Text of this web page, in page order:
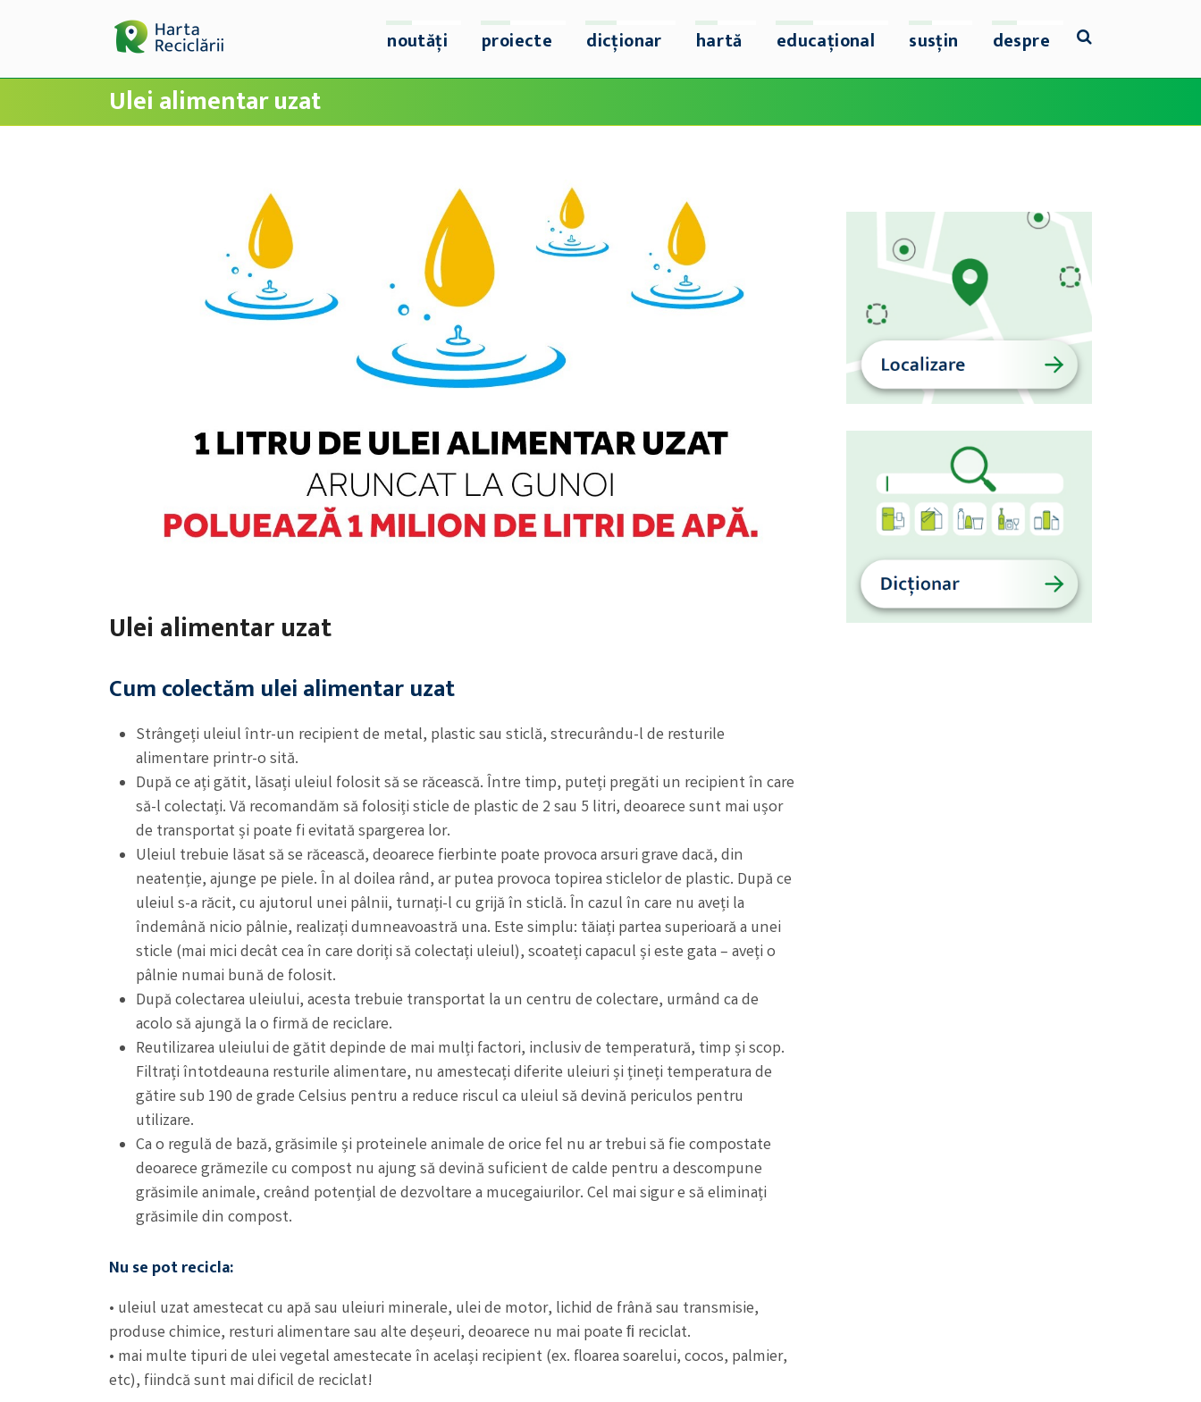
noutăți proiecte dicționar hartă educațional susțin despre
Ulei alimentar uzat
Ulei alimentar uzat
Cum colectăm ulei alimentar uzat
Strângeți uleiul într-un recipient de metal, plastic sau sticlă, strecurându-l de resturile
alimentare printr-o sită.
După ce ați gătit, lăsați uleiul folosit să se răcească. Între timp, puteți pregăti un recipient în care
să-l colectați. Vă recomandăm să folosiți sticle de plastic de 2 sau 5 litri, deoarece sunt mai ușor
de transportat și poate fi evitată spargerea lor.
Uleiul trebuie lăsat să se răcească, deoarece fierbinte poate provoca arsuri grave dacă, din
neatenție, ajunge pe piele. În al doilea rând, ar putea provoca topirea sticlelor de plastic. După ce
uleiul s-a răcit, cu ajutorul unei pâlnii, turnați-l cu grijă în sticlă. În cazul în care nu aveți la
îndemână nicio pâlnie, realizați dumneavoastră una. Este simplu: tăiați partea superioară a unei
sticle (mai mici decât cea în care doriți să colectați uleiul), scoateți capacul și este gata – aveți o
pâlnie numai bună de folosit.
După colectarea uleiului, acesta trebuie transportat la un centru de colectare, urmând ca de
acolo să ajungă la o firmă de reciclare.
Reutilizarea uleiului de gătit depinde de mai mulți factori, inclusiv de temperatură, timp și scop.
Filtrați întotdeauna resturile alimentare, nu amestecați diferite uleiuri și țineți temperatura de
gătire sub 190 de grade Celsius pentru a reduce riscul ca uleiul să devină periculos pentru
utilizare.
Ca o regulă de bază, grăsimile și proteinele animale de orice fel nu ar trebui să fie compostate
deoarece grămezile cu compost nu ajung să devină suficient de calde pentru a descompune
grăsimile animale, creând potențial de dezvoltare a mucegaiurilor. Cel mai sigur e să eliminați
grăsimile din compost.
Nu se pot recicla:
• uleiul uzat amestecat cu apă sau uleiuri minerale, ulei de motor, lichid de frână sau transmisie,
produse chimice, resturi alimentare sau alte deșeuri, deoarece nu mai poate ﬁ reciclat.
• mai multe tipuri de ulei vegetal amestecate în același recipient (ex. floarea soarelui, cocos, palmier,
etc), fiindcă sunt mai dificil de reciclat!